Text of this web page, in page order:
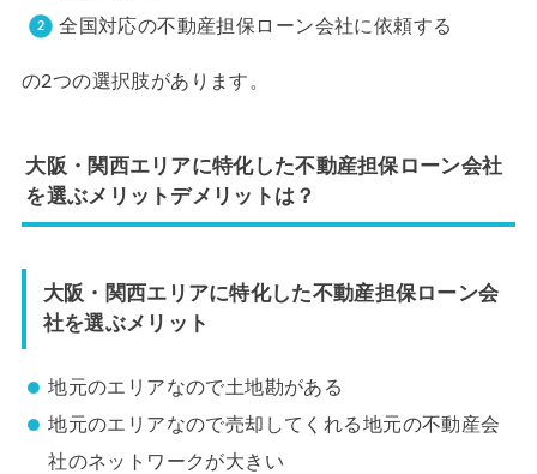
全国対応の不動産担保ローン会社に依頼する
の2つの選択肢があります。
大阪・関西エリアに特化した不動産担保ローン会社
を選ぶメリットデメリットは？
大阪・関西エリアに特化した不動産担保ローン会
社を選ぶメリット
地元のエリアなので土地勘がある
地元のエリアなので売却してくれる地元の不動産会
社のネットワークが大きい